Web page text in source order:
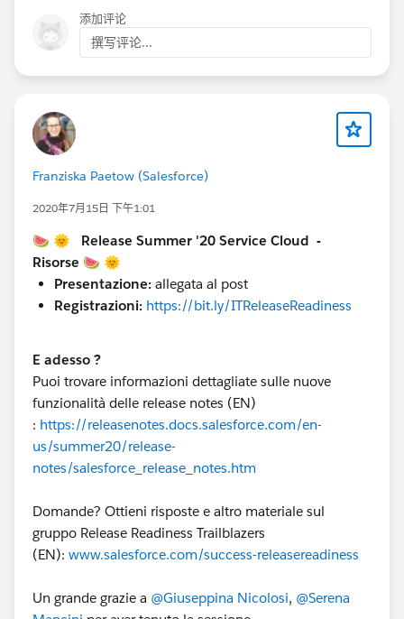
##ReleaseIT
@Diana Carter
添加评论
撰写评论...
Franziska Paetow (Salesforce)
2020年7月15日 下午1:01
🍉 🌞 Release Summer '20 Service Cloud -
Risorse 🍉 🌞
Presentazione: allegata al post
Registrazioni: https://bit.ly/ITReleaseReadiness
E adesso ?
Puoi trovare informazioni dettagliate sulle nuove
funzionalità delle release notes (EN)
: https://releasenotes.docs.salesforce.com/en-
us/summer20/release-
notes/salesforce_release_notes.htm
Domande? Ottieni risposte e altro materiale sul
gruppo Release Readiness Trailblazers
(EN): www.salesforce.com/success-releasereadiness
Un grande grazie a @Giuseppina Nicolosi, @Serena